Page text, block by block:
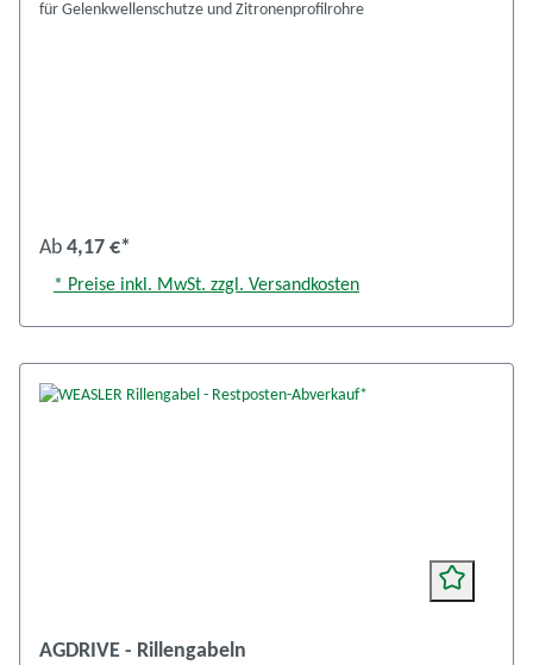
für Gelenkwellenschutze und Zitronenprofilrohre
Ab 4,17 €*
* Preise inkl. MwSt. zzgl. Versandkosten
AGDRIVE - Rillengabeln